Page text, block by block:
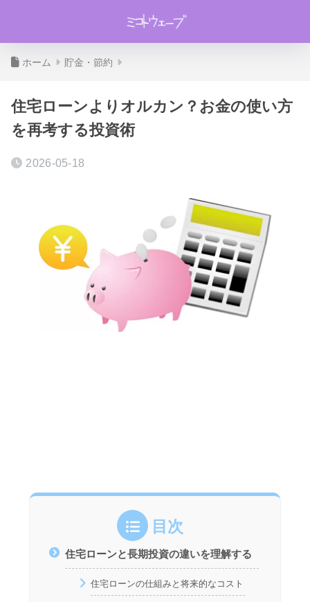
ホーム 貯金・節約
住宅ローンよりオルカン？お金の使い方
を再考する投資術
2026-05-18
目次
住宅ローンと長期投資の違いを理解する
住宅ローンの仕組みと将来的なコスト